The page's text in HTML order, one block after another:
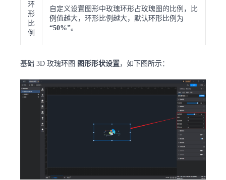
环
形
比
例
自定义设置图形中玫瑰环形占玫瑰图的比例，比
例值越大，环形比例越大，默认环形比例为
“50%”。
基础 3D 玫瑰环图 图形形状设置，如下图所示：